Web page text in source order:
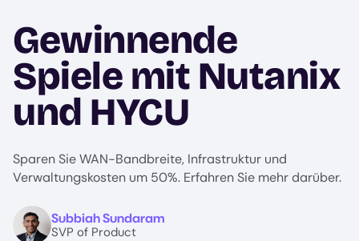
Gewinnende
Spiele mit Nutanix
und HYCU
Sparen Sie WAN-Bandbreite, Infrastruktur und
Verwaltungskosten um 50%. Erfahren Sie mehr darüber.
ImageSubbiah Sundaram
SVP of Product